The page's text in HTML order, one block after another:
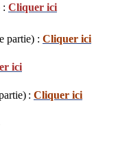
: Cliquer ici
partie) : Cliquer ici
ici
: Cliquer ici